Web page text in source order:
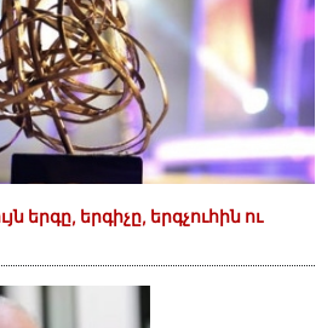
երգը, երգիչը, երգչուհին ու